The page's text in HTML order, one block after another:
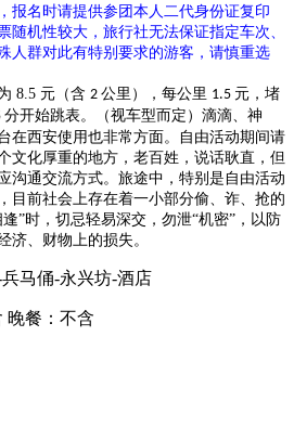
报名时请提供参团本人二代身份证复印
随机性较大，旅行社无法保证指定车次、
人群对此有特别要求的游客，请慎重选
8.5 元（含 2 公里），每公里 1.5 元，堵
分开始跳表。（视车型而定）滴滴、神
在西安使用也非常方面。自由活动期间请
文化厚重的地方，老百姓，说话耿直，但
沟通交流方式。旅途中，特别是自由活动
目前社会上存在着一小部分偷、诈、抢的
”时，切忌轻易深交，勿泄“机密”，以防
济、财物上的损失。
马俑-永兴坊-酒店
晚餐：不含